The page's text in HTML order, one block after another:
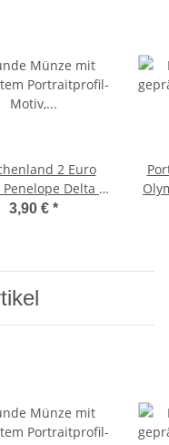
2 Euro
Penelope Delta -
unc
3,90 € *